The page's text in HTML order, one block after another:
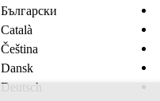
Български
Català
Čeština
Dansk
Deutsch